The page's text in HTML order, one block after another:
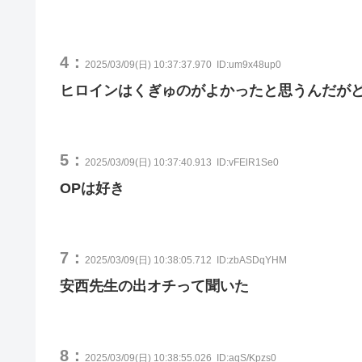
4： 2025/03/09(日) 10:37:37.970 ID:um9x48up0
ヒロインはくぎゅのがよかったと思うんだが
5： 2025/03/09(日) 10:37:40.913 ID:vFElR1Se0
OPは好き
7： 2025/03/09(日) 10:38:05.712 ID:zbASDqYHM
安西先生の出オチって聞いた
8： 2025/03/09(日) 10:38:55.026 ID:aqS/Kpzs0